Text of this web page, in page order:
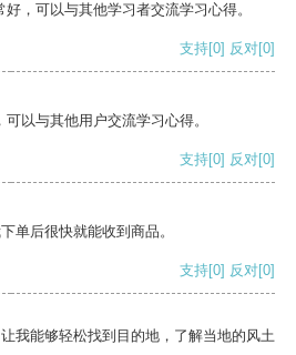
，可以与其他学习者交流学习心得。
支持[0] 反对[0]
以与其他用户交流学习心得。
支持[0] 反对[0]
单后很快就能收到商品。
支持[0] 反对[0]
我能够轻松找到目的地，了解当地的风土